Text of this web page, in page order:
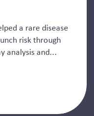
a rare disease
risk through
analysis and...